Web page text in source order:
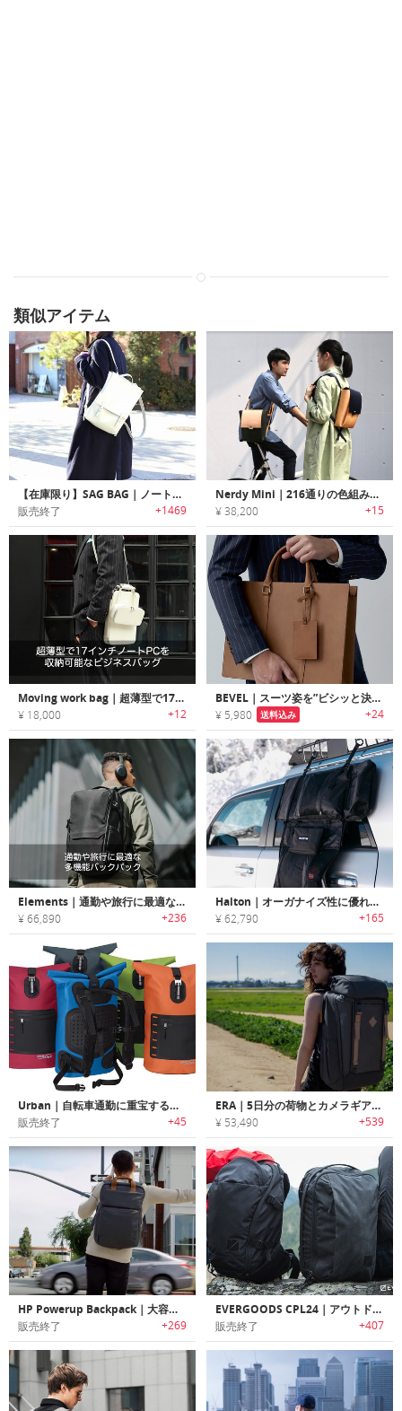
類似アイテム
【在庫限り】SAG BAG｜ノートPCも収納できる、超薄くてスタイリッシュなヴィーガン・リュック「サッグバッグ」
販売終了 +1469
Nerdy Mini｜216通りの色組み合わせであなただけのバッグを製作！リュックとメッセンジャーに切替可能なイタリア製ベジタンレザーバッグ「ナーディミニ」
¥ 38,200 +15
Moving work bag｜超薄型で17インチノートPCを収納可能なビジネスバッグ
¥ 18,000 +12
BEVEL｜スーツ姿を”ビシッと決める”!!ビジネスシーンで大活躍するヴィーガンレザーバッグ「ベヴェル」
¥ 5,980 送料込み +24
Elements｜通勤や旅行に最適な多機能バックパック「エレメンツ」
¥ 66,890 +236
Halton｜オーガナイズ性に優れ通勤に最適な多機能バックパック「ハルトン」
¥ 62,790 +165
Urban｜自転車通勤に重宝する防水ロールダウン式バックパック
販売終了 +45
ERA｜5日分の荷物とカメラギアを収納可能な大容量トラベルバックパック「エラ」
¥ 53,490 +539
HP Powerup Backpack｜大容量バッテリー搭載バックパック「パワーアップバックパック」
販売終了 +269
EVERGOODS CPL24｜アウトドア/都市でシームレスな利用を可能にする汎用性に優れたバックパック
販売終了 +407